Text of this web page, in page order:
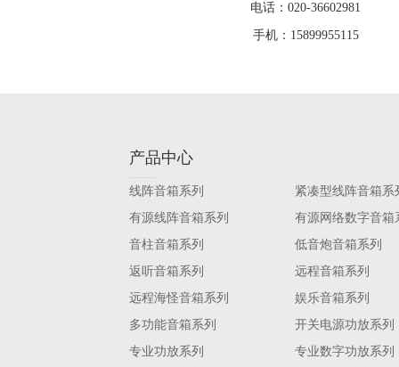
电话：020-36602981
手机：15899955115
产品中心
线阵音箱系列
紧凑型线阵音箱系
有源线阵音箱系列
有源网络数字音箱
音柱音箱系列
低音炮音箱系列
返听音箱系列
远程音箱系列
远程海怪音箱系列
娱乐音箱系列
多功能音箱系列
开关电源功放系列
专业功放系列
专业数字功放系列